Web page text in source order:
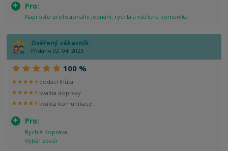
Pro:
Naprosto profesionální jednání, rychlá a vstřícná komunika
Ověřený zákazník
Přidáno 02. 04. 2023
Pro:
Rychlá doprava
Výběr zboží
100 %
dodací lhůta
kvalita dopravy
kvalita komunikace